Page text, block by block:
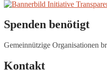
Spenden benötigt
Gemeinnützige Organisationen
Kontakt